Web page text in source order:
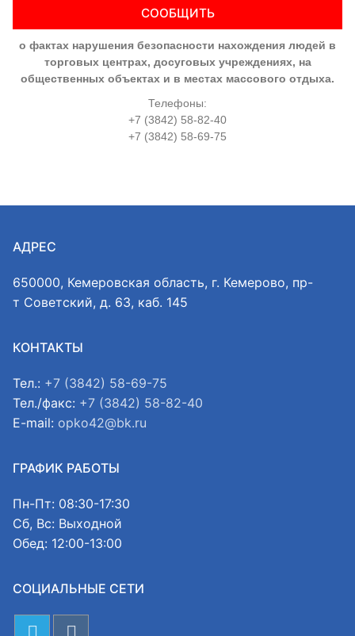
СООБЩИТЬ
о фактах нарушения безопасности нахождения людей в
торговых центрах, досуговых учреждениях, на
общественных объектах и в местах массового отдыха.
Телефоны:
+7 (3842) 58-82-40
+7 (3842) 58-69-75
АДРЕС
650000, Кемеровская область, г. Кемерово, пр-
т Советский, д. 63, каб. 145
КОНТАКТЫ
Тел.: +7 (3842) 58-69-75
Тел./факс: +7 (3842) 58-82-40
E-mail: opko42@bk.ru
ГРАФИК РАБОТЫ
Пн-Пт: 08:30-17:30
Сб, Вс: Выходной
Обед: 12:00-13:00
СОЦИАЛЬНЫЕ СЕТИ